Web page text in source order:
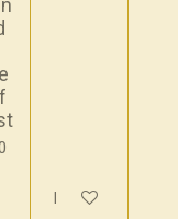
Houd mij op de